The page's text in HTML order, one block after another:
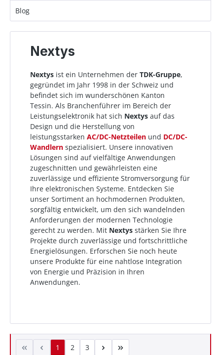
Blog
Nextys
Nextys ist ein Unternehmen der TDK-Gruppe,
gegründet im Jahr 1998 in der Schweiz und
befindet sich im wunderschönen Kanton
Tessin. Als Branchenführer im Bereich der
Leistungselektronik hat sich Nextys auf das
Design und die Herstellung von
leistungsstarken AC/DC-Netzteilen und DC/DC-
Wandlern spezialisiert. Unsere innovativen
Lösungen sind auf vielfältige Anwendungen
zugeschnitten und gewährleisten eine
zuverlässige und effiziente Stromversorgung für
Ihre elektronischen Systeme. Entdecken Sie
unser Sortiment an hochmodernen Produkten,
sorgfältig entwickelt, um den sich wandelnden
Anforderungen der modernen Technologie
gerecht zu werden. Mit Nextys stärken Sie Ihre
Projekte durch zuverlässige und fortschrittliche
Energielösungen. Erforschen Sie noch heute
unsere Produkte für eine nahtlose Integration
von Energie und Präzision in Ihren
Anwendungen.
1 2 3